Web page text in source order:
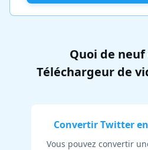
Quoi de
Téléchargeur de
Convertir Twitter
Vous pouvez convertir